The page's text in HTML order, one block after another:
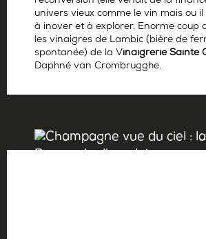
univers vieux comme le vin mais ou
à inover et à explorer. Enorme coup
les vinaigres de Lambic (bière de
spontanée) de la Vinaigrerie Sainte
Daphné van Crombrugghe.